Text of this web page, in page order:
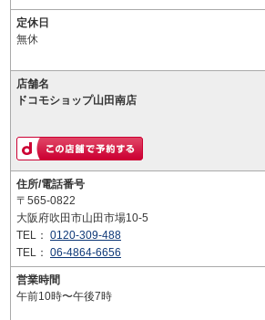
定休日
無休
店舗名
ドコモショップ山田南店
住所/電話番号
〒565-0822
大阪府吹田市山田市場10-5
TEL： 0120-309-488
TEL： 06-4864-6656
営業時間
午前10時〜午後7時